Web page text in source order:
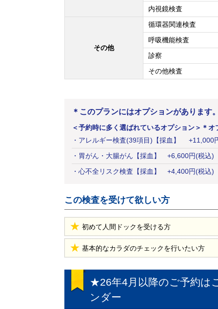
内視鏡検査
その他
循環器関連検査
呼吸機能検査
診察
その他検査
＊このプランにはオプションがあります
＜予約時に多く選ばれているオプション＞ ＊オ
・ アレルギー検査(39項目)【採血】 +11,000
・ 胃がん・大腸がん【採血】 +6,600円(税込)
・ 心不全リスク検査【採血】 +4,400円(税込)
この検査を受けて欲しい方
初めて人間ドックを受ける方
基本的なカラダのチェックを行いたい方
★26年4月以降のご予約は
ンダー